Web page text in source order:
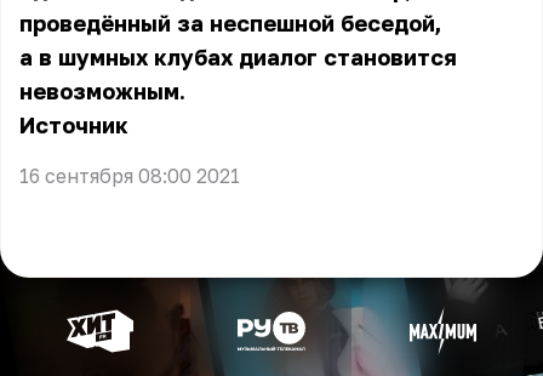
проведённый за неспешной беседой,
а в шумных клубах диалог становится
невозможным.
Источник
16 сентября 08:00 2021